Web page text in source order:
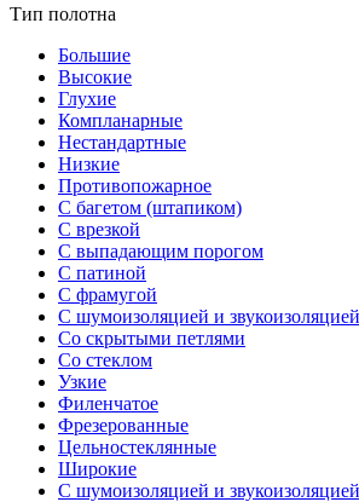
Тип полотна
Большие
Высокие
Глухие
Компланарные
Нестандартные
Низкие
Противопожарное
С багетом (штапиком)
С врезкой
С выпадающим порогом
С патиной
С фрамугой
С шумоизоляцией и звукоизоляцией
Со скрытыми петлями
Со стеклом
Узкие
Филенчатое
Фрезерованные
Цельностеклянные
Широкие
С шумоизоляцией и звукоизоляцией